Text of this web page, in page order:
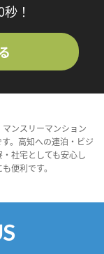
！
ンスリーマンション
。高知への連泊・ビジ
社宅としても安心し
便利です。